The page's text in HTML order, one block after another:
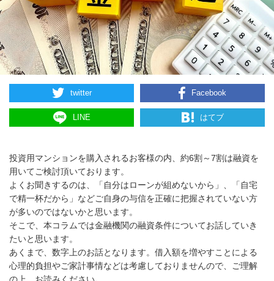
twitter Facebook
LINE はてブ
投資用マンションを購入されるお客様の内、約6割～7割は融資を
用いてご検討頂いております。
よくお聞きするのは、「自分はローンが組めないから」、「自宅
で精一杯だから」などご自身の与信を正確に把握されていない方
が多いのではないかと思います。
そこで、本コラムでは金融機関の融資条件についてお話していき
たいと思います。
あくまで、数字上のお話となります。借入額を増やすことによる
心理的負担やご家計事情などは考慮しておりませんので、ご理解